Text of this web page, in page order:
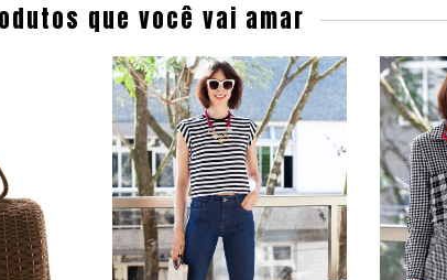
que você vai amar